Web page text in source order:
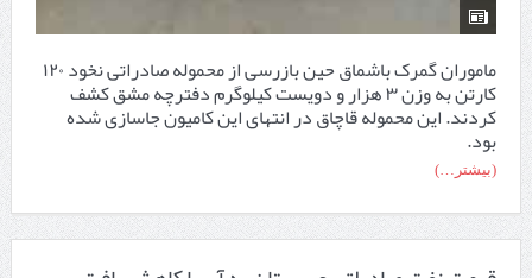
ماموران گمرک باشماق حین بازرسی از محموله صادراتی نخود ۱۲۰
کارتن به وزن ۳ هزار و دویست کیلوگرم دفترچه مشق کشف
کردند. این محموله قاچاق در انتهای این کامیون جاسازی شده
بود.
(بیشتر…)